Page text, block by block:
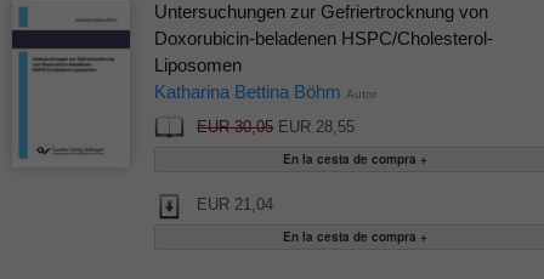
Untersuchungen zur Gefriertrocknung von
Doxorubicin-beladenen HSPC/Cholesterol-
Liposomen
Katharina Bettina Böhm Autor
EUR 30,05EUR 28,55
EUR 21,04